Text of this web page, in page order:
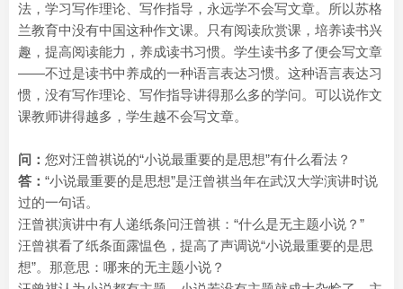
法，学习写作理论、写作指导，永远学不会写文章。所以苏格
兰教育中没有中国这种作文课。只有阅读欣赏课，培养读书兴
趣，提高阅读能力，养成读书习惯。学生读书多了便会写文章
——不过是读书中养成的一种语言表达习惯。这种语言表达习
惯，没有写作理论、写作指导讲得那么多的学问。可以说作文
课教师讲得越多，学生越不会写文章。
问： 您对汪曾祺说的“小说最重要的是思想”有什么看法？
答： “小说最重要的是思想”是汪曾祺当年在武汉大学演讲时说
过的一句话。
汪曾祺演讲中有人递纸条问汪曾祺：“什么是无主题小说？”
汪曾祺看了纸条面露愠色，提高了声调说“小说最重要的是思
想”。那意思：哪来的无主题小说？